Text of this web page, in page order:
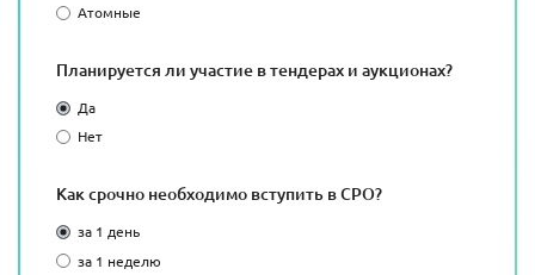
Атомные
Планируется ли участие в тендерах и аукционах?
Да
Нет
Как срочно необходимо вступить в СРО?
за 1 день
за 1 неделю